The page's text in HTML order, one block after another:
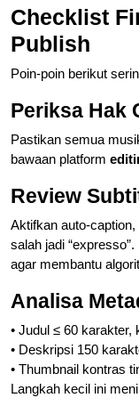
Checklist
Publish
Poin-poin berikut
Periksa Hak
Pastikan semua
bawaan platform
Review
Aktifkan auto-
salah jadi
agar membantu
Analisa
• Judul ≤ 60 karakter,
• Deskripsi 150
• Thumbnail kontras
Langkah kecil ini